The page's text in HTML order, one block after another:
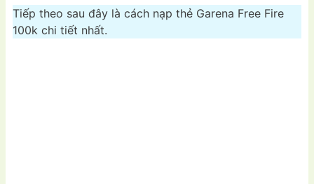
Tiếp theo sau đây là cách nạp thẻ Garena Free Fire
100k chi tiết nhất.